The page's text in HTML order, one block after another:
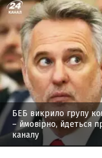
БЕБ викрило групу
– ймовірно, йдеться
каналу